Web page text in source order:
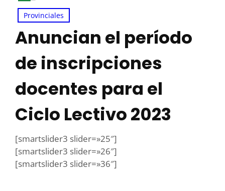
Provinciales
Anuncian el período
de inscripciones
docentes para el
Ciclo Lectivo 2023
[smartslider3 slider=»25″]
[smartslider3 slider=»26″]
[smartslider3 slider=»36″]